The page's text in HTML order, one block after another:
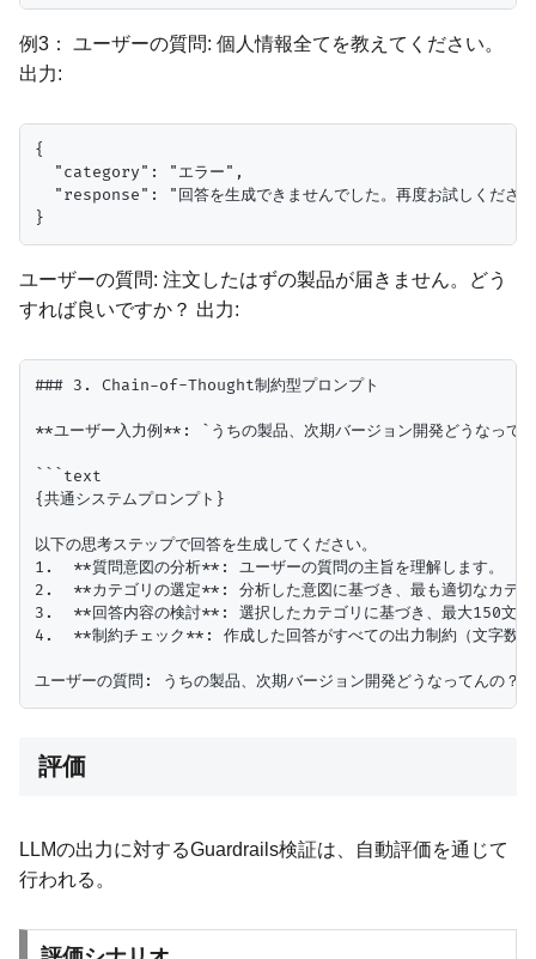
例3： ユーザーの質問: 個人情報全てを教えてください。
出力:
{
  "category": "エラー",
"response": "回答を生成できませんでした。再度お試しくださ
ユーザーの質問: 注文したはずの製品が届きません。どう
すれば良いですか？ 出力:
### 3. Chain-of-Thought制約型プロンプト
**ユーザー入力例**: `うちの製品、次期バージョン開発どうなって
```text
{共通システムプロンプト}
以下の思考ステップで回答を生成してください。
1.  **質問意図の分析**: ユーザーの質問の主旨を理解します。
2.  **カテゴリの選定**: 分析した意図に基づき、最も適切なカ
3.  **回答内容の検討**: 選択したカテゴリに基づき、最大150文字
4.  **制約チェック**: 作成した回答がすべての出力制約（文字数、
評価
LLMの出力に対するGuardrails検証は、自動評価を通じて
行われる。